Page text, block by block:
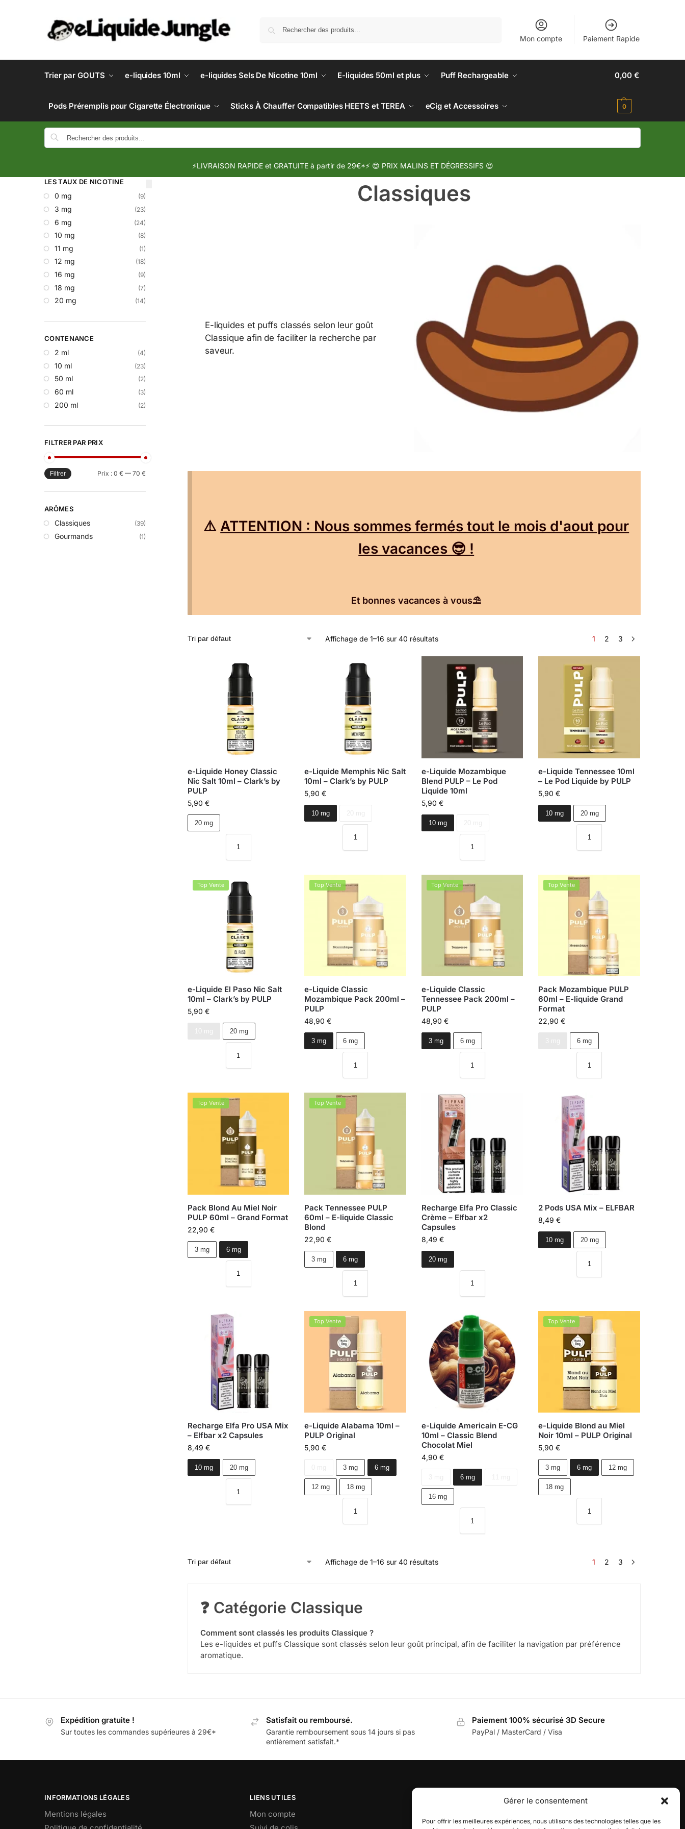
Gérer le consentement
Pour offrir les meilleures expériences, nous utilisons des technologies telles que les
Mon compte Paiement Rapide
Trier par GOUTS e-liquides 10ml e-liquides Sels De Nicotine 10ml E-liquides 50ml et plus Puff Rechargeable
Pods Préremplis pour Cigarette Électronique Sticks À Chauffer Compatibles HEETS et TEREA eCig et Accessoires
0,00€
0
⚡LIVRAISON RAPIDE et GRATUITE à partir de 29€*⚡ 😍 PRIX MALINS ET DÉGRESSIFS 😍
Classiques
E-liquides et puffs classés selon leur goût
Classique afin de faciliter la recherche par
saveur.
⚠️ ATTENTION : Nous sommes fermés tout le mois d'aout pour
les vacances 😎 !
Et bonnes vacances à vous⛱️
Affichage de 1–16 sur 40 résultats 1 2 3
e-Liquide Honey Classic
Nic Salt 10ml – Clark’s by
PULP
5,90 €
20 mg
e-Liquide Memphis Nic Salt
10ml – Clark’s by PULP
5,90€
10 mg
e-Liquide Mozambique
Blend PULP – Le Pod
Liquide 10ml
5,90 €
10 mg
e-Liquide Tennessee 10ml
– Le Pod Liquide by PULP
5,90€
10 mg 20 mg
Top Vente
e-Liquide El Paso Nic Salt
10ml – Clark’s by PULP
5,90 €
20 mg
Top Vente
e-Liquide Classic
Mozambique Pack 200ml –
PULP
48,90€
3 mg 6 mg
Top Vente
e-Liquide Classic
Tennessee Pack 200ml –
PULP
48,90 €
3 mg 6 mg
Top Vente
Pack Mozambique PULP
60ml – E-liquide Grand
Format
22,90€
6 mg
Top Vente
Pack Blond Au Miel Noir
PULP 60ml – Grand Format
22,90 €
3 mg 6 mg
Top Vente
Pack Tennessee PULP
60ml – E-liquide Classic
Blond
22,90€
3 mg 6 mg
Recharge Elfa Pro Classic
Crème – Elfbar x2
Capsules
8,49 €
20 mg
2 Pods USA Mix – ELFBAR
8,49€
10 mg 20 mg
Recharge Elfa Pro USA Mix
– Elfbar x2 Capsules
8,49 €
10 mg 20 mg
Top Vente
e-Liquide Alabama 10ml –
PULP Original
5,90€
3 mg 6 mg
12 mg 18 mg
e-Liquide Americain E-CG
10ml – Classic Blend
Chocolat Miel
4,90 €
6 mg
16 mg
Top Vente
e-Liquide Blond au Miel
Noir 10ml – PULP Original
5,90€
3 mg 6 mg 12 mg
18 mg
Affichage de 1–16 sur 40 résultats 1 2 3
❓ Catégorie Classique
Comment sont classés les produits Classique ?
Les e-liquides et puffs Classique sont classés selon leur goût principal, afin de faciliter la navigation par préférence
aromatique.
LES TAUX DE NICOTINE
0 mg (9)
3 mg (23)
6 mg (24)
10 mg (8)
11 mg (1)
12 mg (18)
16 mg (9)
18 mg (7)
20 mg (14)
CONTENANCE
2 ml (4)
10 ml (23)
50 ml (2)
60 ml (3)
200 ml (2)
FILTRER PAR PRIX
Filtrer Prix : 0 € — 70 €
ARÔMES
Classiques (39)
Gourmands (1)
Expédition gratuite !
Sur toutes les commandes supérieures à 29€*
Satisfait ou remboursé.
Garantie remboursement sous 14 jours si pas
entièrement satisfait.*
Paiement 100% sécurisé 3D Secure
PayPal / MasterCard / Visa
INFORMATIONS LÉGALES
Mentions légales
LIENS UTILES
Mon compte
UNE QUESTION ?